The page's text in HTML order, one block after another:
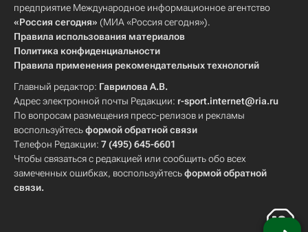
предприятие Международное информационное агентство
«Россия сегодня» (МИА «Россия сегодня»).
Правила использования материалов
Политика конфиденциальности
Правила применения рекомендательных технологий
Главный редактор: Гаврилова А.В.
Адрес электронной почты Редакции: r-sport.internet@ria.ru
По вопросам размещения пресс-релизов и рекламы
воспользуйтесьформой обратной связи
Телефон Редакции: 7 (495) 645-6601
Чтобы связаться с редакцией или сообщить обо всех
замеченных ошибках, воспользуйтесьформой обратной
связи.